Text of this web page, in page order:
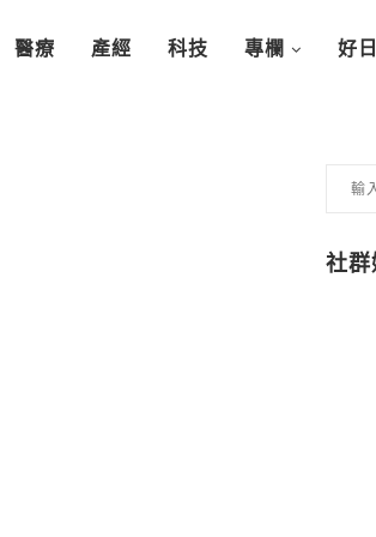
醫療 產經 科技 專欄 好
社